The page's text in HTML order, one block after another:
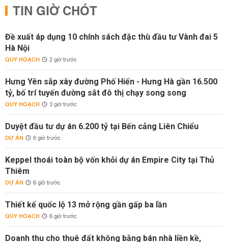
TIN GIỜ CHÓT
Đề xuất áp dụng 10 chính sách đặc thù đầu tư Vành đai 5
Hà Nội
QUY HOẠCH 2 giờ trước
Hưng Yên sắp xây đường Phố Hiến - Hưng Hà gần 16.500
tỷ, bố trí tuyến đường sắt đô thị chạy song song
QUY HOẠCH 3 giờ trước
Duyệt đầu tư dự án 6.200 tỷ tại Bến cảng Liên Chiểu
DỰ ÁN 6 giờ trước
Keppel thoái toàn bộ vốn khỏi dự án Empire City tại Thủ
Thiêm
DỰ ÁN 6 giờ trước
Thiết kế quốc lộ 13 mở rộng gần gấp ba lần
QUY HOẠCH 6 giờ trước
Doanh thu cho thuê đất không bằng bán nhà liền kề,